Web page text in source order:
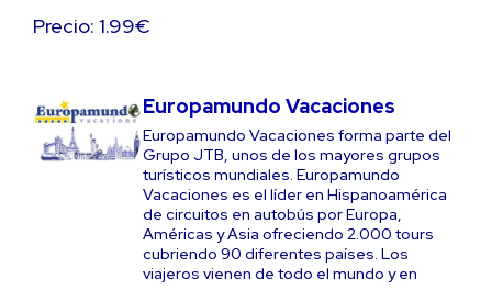
Precio: 1.99€
Europamundo Vacaciones
Europamundo Vacaciones forma parte del
Grupo JTB, unos de los mayores grupos
turísticos mundiales. Europamundo
Vacaciones es el líder en Hispanoamérica
de circuitos en autobús por Europa,
Américas y Asia ofreciendo 2.000 tours
cubriendo 90 diferentes países. Los
viajeros vienen de todo el mundo y en